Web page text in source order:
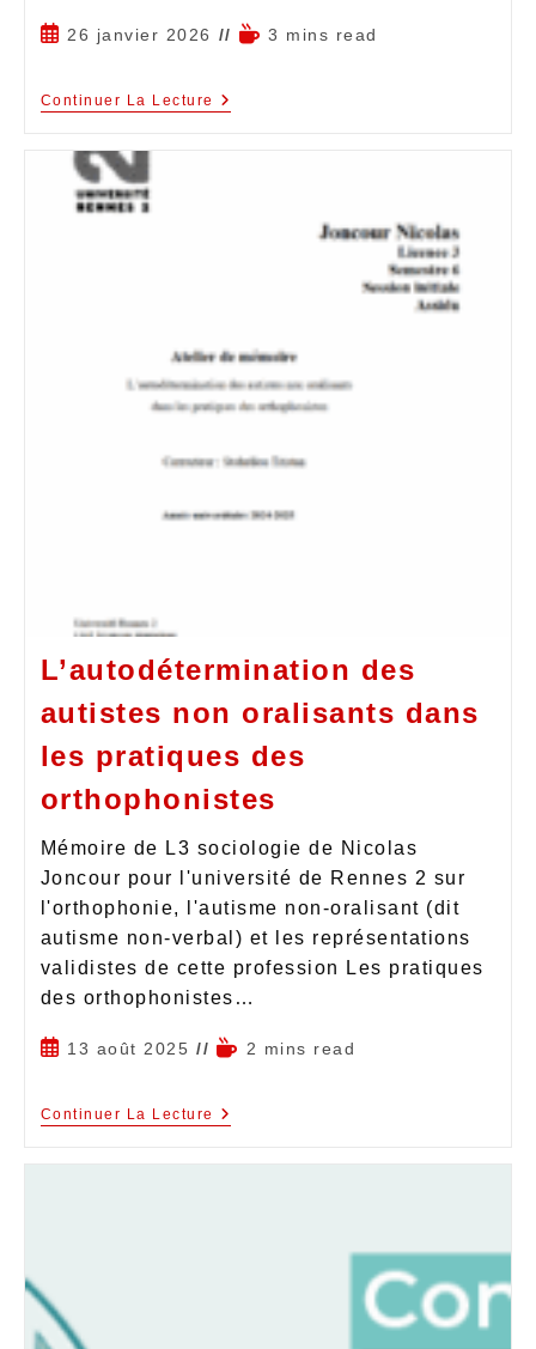
26 janvier 2026 3 mins read
Continuer La Lecture
L’autodétermination des
autistes non oralisants dans
les pratiques des
orthophonistes
Mémoire de L3 sociologie de Nicolas
Joncour pour l'université de Rennes 2 sur
l'orthophonie, l'autisme non-oralisant (dit
autisme non-verbal) et les représentations
validistes de cette profession Les pratiques
des orthophonistes…
13 août 2025 2 mins read
Continuer La Lecture